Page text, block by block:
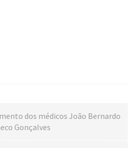
dos médicos João Bernardo
Gonçalves